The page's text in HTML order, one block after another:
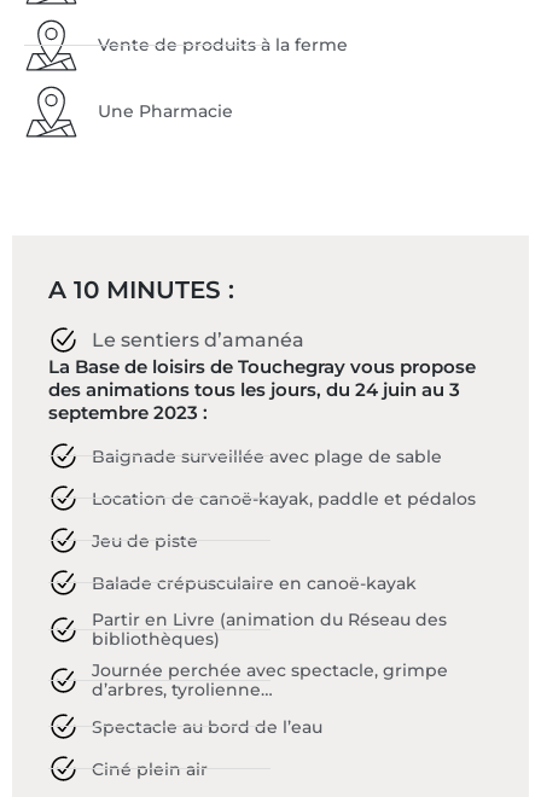
Vente de produits à la ferme
Une Pharmacie
A 10 MINUTES :
Le sentiers d’amanéa
La Base de loisirs de Touchegray vous propose
des animations tous les jours, du 24 juin au 3
septembre 2023 :
Baignade surveillée avec plage de sable
Location de canoë-kayak, paddle et pédalos
Jeu de piste
Balade crépusculaire en canoë-kayak
Partir en Livre (animation du Réseau des
bibliothèques)
Journée perchée avec spectacle, grimpe
d’arbres, tyrolienne…
Spectacle au bord de l’eau
Ciné plein air